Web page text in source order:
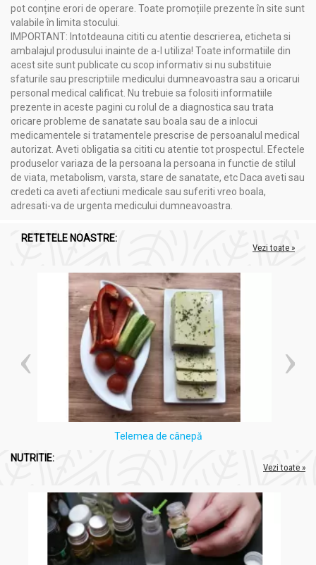
pot conține erori de operare. Toate promoțiile prezente în site sunt
valabile în limita stocului.
IMPORTANT: Intotdeauna cititi cu atentie descrierea, eticheta si
ambalajul produsului inainte de a-l utiliza! Toate informatiile din
acest site sunt publicate cu scop informativ si nu substituie
sfaturile sau prescriptiile medicului dumneavoastra sau a oricarui
personal medical calificat. Nu trebuie sa folositi informatiile
prezente in aceste pagini cu rolul de a diagnostica sau trata
oricare probleme de sanatate sau boala sau de a inlocui
medicamentele si tratamentele prescrise de persoanalul medical
autorizat. Aveti obligatia sa cititi cu atentie tot prospectul. Efectele
produselor variaza de la persoana la persoana in functie de stilul
de viata, metabolism, varsta, stare de sanatate, etc Daca aveti sau
credeti ca aveti afectiuni medicale sau suferiti vreo boala,
adresati-va de urgenta medicului dumneavoastra.
RETETELE NOASTRE:
Vezi toate »
Telemea de cânepă
NUTRITIE:
Vezi toate »